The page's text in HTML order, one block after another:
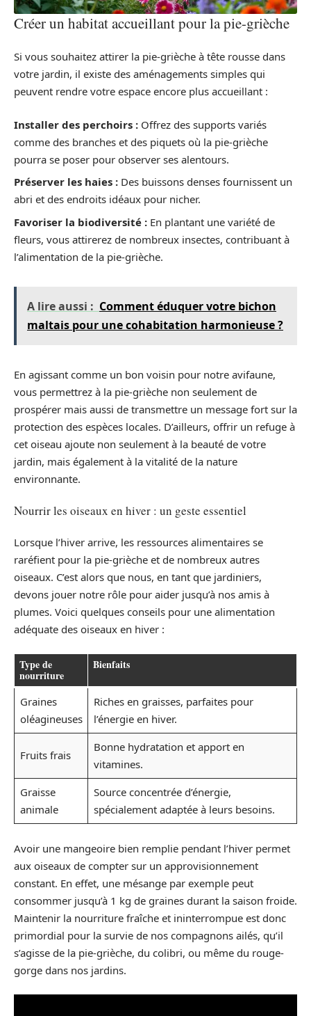
Créer un habitat accueillant pour la pie-grièche
Si vous souhaitez attirer la pie-grièche à tête rousse dans
votre jardin, il existe des aménagements simples qui
peuvent rendre votre espace encore plus accueillant :
Installer des perchoirs : Offrez des supports variés
comme des branches et des piquets où la pie-grièche
pourra se poser pour observer ses alentours.
Préserver les haies : Des buissons denses fournissent un
abri et des endroits idéaux pour nicher.
Favoriser la biodiversité : En plantant une variété de
fleurs, vous attirerez de nombreux insectes, contribuant à
l’alimentation de la pie-grièche.
A lire aussi : Comment éduquer votre bichon
maltais pour une cohabitation harmonieuse ?
En agissant comme un bon voisin pour notre avifaune,
vous permettrez à la pie-grièche non seulement de
prospérer mais aussi de transmettre un message fort sur la
protection des espèces locales. D’ailleurs, offrir un refuge à
cet oiseau ajoute non seulement à la beauté de votre
jardin, mais également à la vitalité de la nature
environnante.
Nourrir les oiseaux en hiver : un geste essentiel
Lorsque l’hiver arrive, les ressources alimentaires se
raréfient pour la pie-grièche et de nombreux autres
oiseaux. C’est alors que nous, en tant que jardiniers,
devons jouer notre rôle pour aider jusqu’à nos amis à
plumes. Voici quelques conseils pour une alimentation
adéquate des oiseaux en hiver :
Type de
nourriture
Bienfaits
Graines
oléagineuses
Riches en graisses, parfaites pour
l’énergie en hiver.
Fruits frais
Bonne hydratation et apport en
vitamines.
Graisse
animale
Source concentrée d’énergie,
spécialement adaptée à leurs besoins.
Avoir une mangeoire bien remplie pendant l’hiver permet
aux oiseaux de compter sur un approvisionnement
constant. En effet, une mésange par exemple peut
consommer jusqu’à 1 kg de graines durant la saison froide.
Maintenir la nourriture fraîche et ininterrompue est donc
primordial pour la survie de nos compagnons ailés, qu’il
s’agisse de la pie-grièche, du colibri, ou même du rouge-
gorge dans nos jardins.